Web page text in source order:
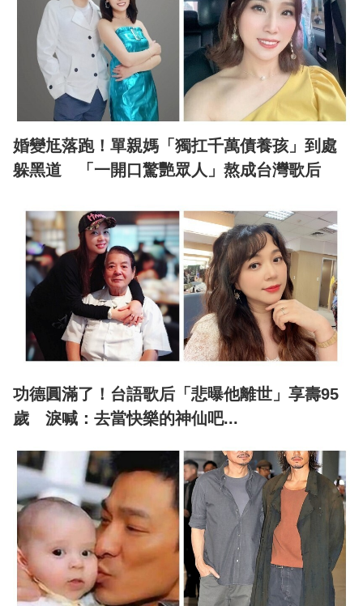
婚變尪落跑！單親媽「獨扛千萬債養孩」到處
躲黑道 「一開口驚艷眾人」熬成台灣歌后
功德圓滿了！台語歌后「悲曝他離世」享壽95
歲 淚喊：去當快樂的神仙吧...